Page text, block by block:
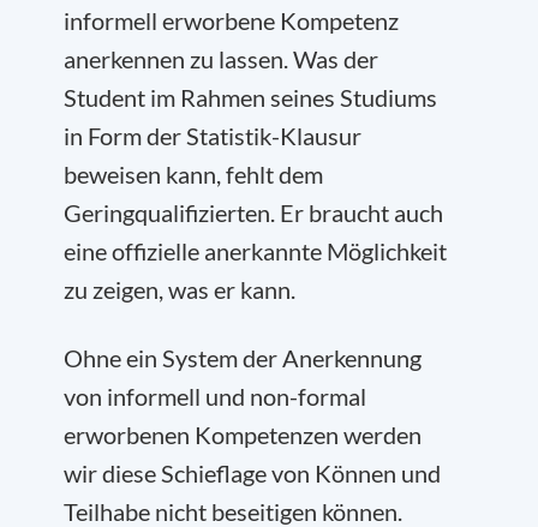
informell erworbene Kompetenz
anerkennen zu lassen. Was der
Student im Rahmen seines Studiums
in Form der Statistik-Klausur
beweisen kann, fehlt dem
Geringqualifizierten. Er braucht auch
eine offizielle anerkannte Möglichkeit
zu zeigen, was er kann.
Ohne ein System der Anerkennung
von informell und non-formal
erworbenen Kompetenzen werden
wir diese Schieflage von Können und
Teilhabe nicht beseitigen können.